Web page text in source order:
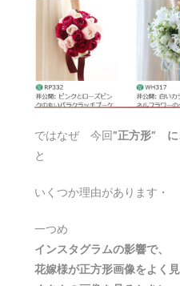
ではなぜ 今回”正方形” に
と
いくつか理由があります・
一つめ
インスタグラムの影響で、
花嫁様が正方形画像をよく